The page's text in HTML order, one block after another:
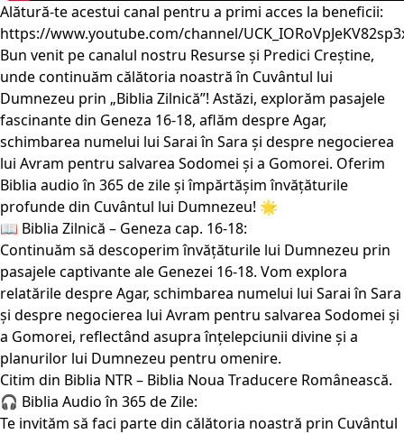
Alătură-te acestui canal pentru a primi acces la beneficii:
https://www.youtube.com/channel/
Bun venit pe canalul nostru Resurse și Predici Creștine,
unde continuăm călătoria noastră în Cuvântul lui
Dumnezeu prin „Biblia Zilnică”! Astăzi, explorăm pasajele
fascinante din Geneza 16-18, aflăm despre Agar,
schimbarea numelui lui Sarai în Sara și despre negocierea
lui Avram pentru salvarea Sodomei și a Gomorei. Oferim
Biblia audio în 365 de zile și împărtășim învățăturile
profunde din Cuvântul lui Dumnezeu! 🌟
📖 Biblia Zilnică – Geneza cap. 16-18:
Continuăm să descoperim învățăturile lui Dumnezeu prin
pasajele captivante ale Genezei 16-18. Vom explora
relatările despre Agar, schimbarea numelui lui Sarai în Sara
și despre negocierea lui Avram pentru salvarea Sodomei și
a Gomorei, reflectând asupra înțelepciunii divine și a
planurilor lui Dumnezeu pentru omenire.
Citim din Biblia NTR – Biblia Noua Traducere Românească.
🎧 Biblia Audio în 365 de Zile:
Te invităm să faci parte din călătoria noastră prin Cuvântul